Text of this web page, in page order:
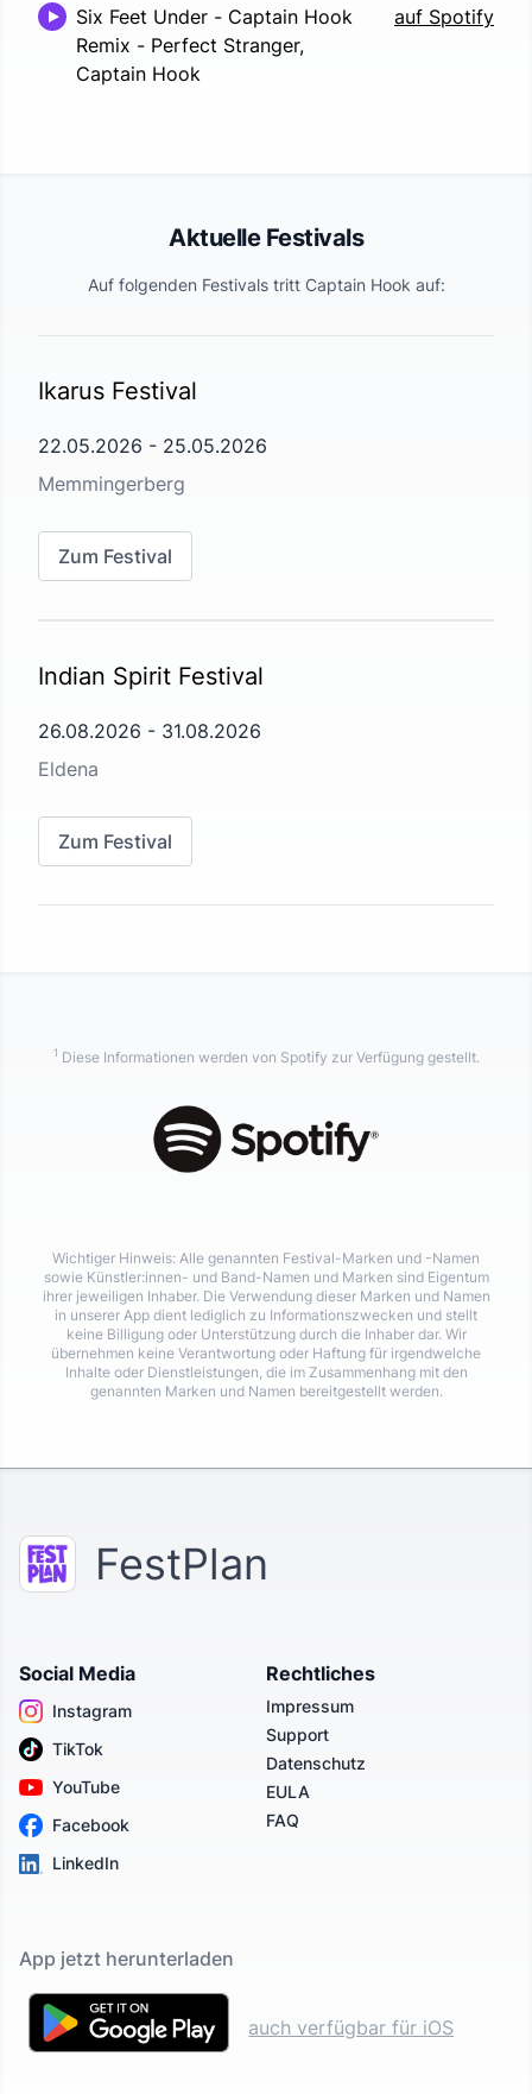
Six Feet Under - Captain Hook
Remix - Perfect Stranger,
Captain Hook
auf Spotify
Aktuelle Festivals
Auf folgenden Festivals tritt Captain Hook auf:
Ikarus Festival
22.05.2026 - 25.05.2026
Memmingerberg
Zum Festival
Indian Spirit Festival
26.08.2026 - 31.08.2026
Eldena
Zum Festival
1 Diese Informationen werden von Spotify zur Verfügung gestellt.
Wichtiger Hinweis: Alle genannten Festival-Marken und -Namen
sowie Künstler:innen- und Band-Namen und Marken sind Eigentum
ihrer jeweiligen Inhaber. Die Verwendung dieser Marken und Namen
in unserer App dient lediglich zu Informationszwecken und stellt
keine Billigung oder Unterstützung durch die Inhaber dar. Wir
übernehmen keine Verantwortung oder Haftung für irgendwelche
Inhalte oder Dienstleistungen, die im Zusammenhang mit den
genannten Marken und Namen bereitgestellt werden.
FestPlan
Social Media
Instagram
TikTok
YouTube
Facebook
LinkedIn
Rechtliches
Impressum
Support
Datenschutz
EULA
FAQ
App jetzt herunterladen
auch verfügbar für iOS